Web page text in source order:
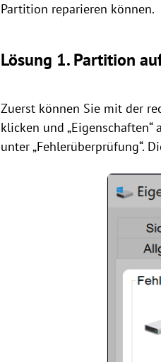
Partition reparieren können.
Lösung 1. Partition
Zuerst können Sie mit der
klicken und „Eigenschaften“
unter „Fehlerüberprüfung“.